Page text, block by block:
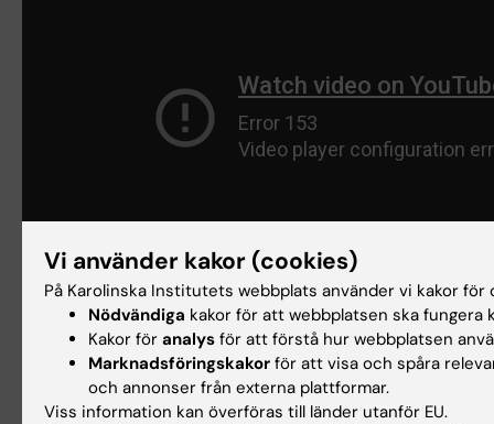
Uppdaterad av:
Webb Admin
2016-11-16
Vi använder kakor (cookies)
På Karolinska Institutets webbplats använder vi kakor för
Nödvändiga kakor för att webbplatsen ska fungera
Kakor för analys för att förstå hur webbplatsen
Marknadsföringskakor för att visa och spåra
och annonser från externa plattformar.
Viss information kan överföras till länder utanför EU.